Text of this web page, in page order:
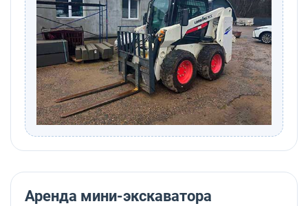
Аренда мини-экскаватора